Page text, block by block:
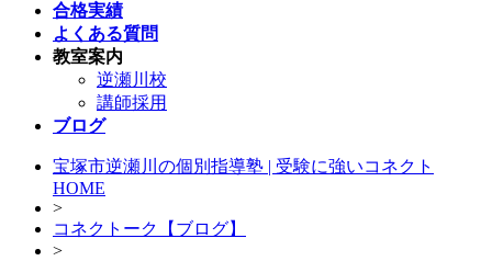
合格実績
よくある質問
教室案内
逆瀬川校
講師採用
ブログ
宝塚市逆瀬川の個別指導塾 | 受験に強いコネクト
HOME
>
コネクトーク【ブログ】
>